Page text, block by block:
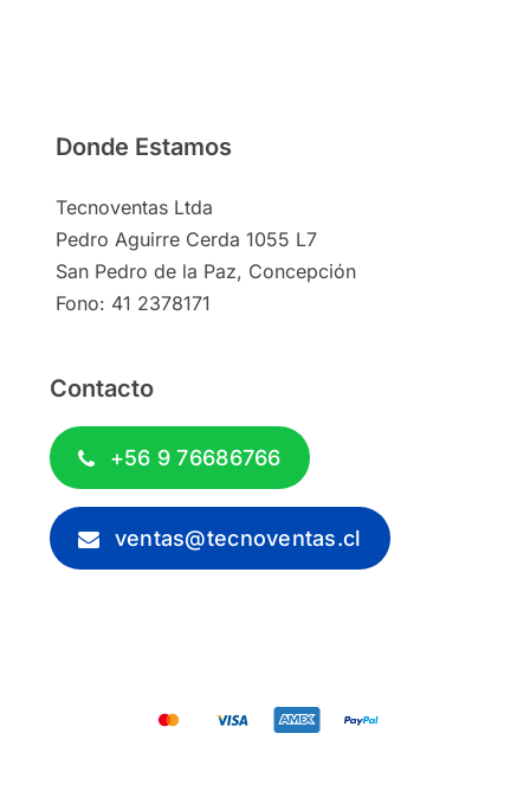
Donde Estamos
Tecnoventas Ltda
Pedro Aguirre Cerda 1055 L7
San Pedro de la Paz, Concepción
Fono: 41 2378171
Contacto
+56 9 76686766
ventas@tecnoventas.cl